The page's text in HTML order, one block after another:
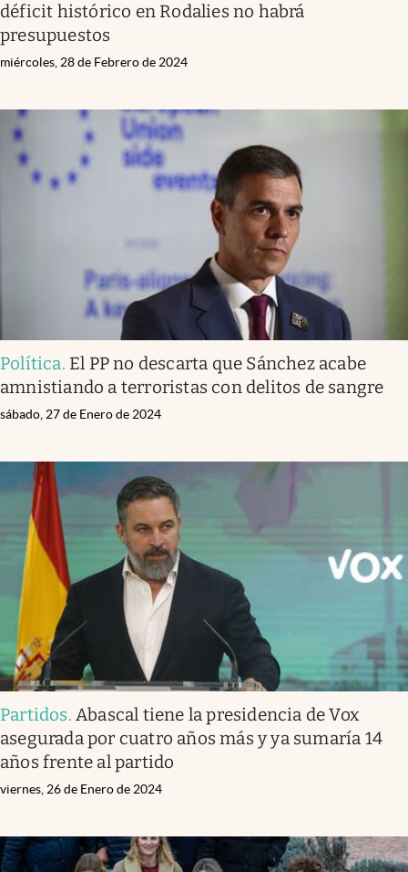
déficit histórico en Rodalies no habrá
presupuestos
miércoles, 28 de Febrero de 2024
Política. El PP no descarta que Sánchez acabe
amnistiando a terroristas con delitos de sangre
sábado, 27 de Enero de 2024
Partidos.Abascal tiene la presidencia de Vox
asegurada por cuatro años más y ya sumaría 14
años frente al partido
viernes, 26 de Enero de 2024